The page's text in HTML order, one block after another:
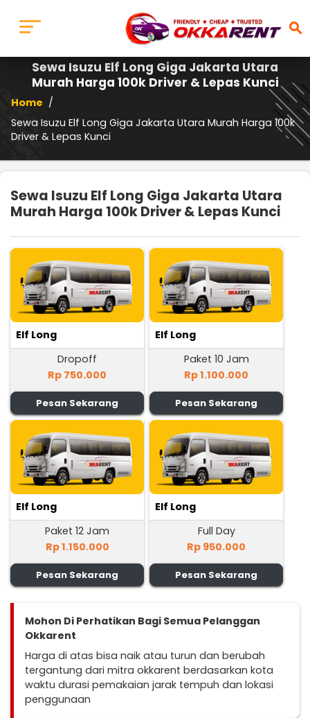
search
Sewa Isuzu Elf Long Giga Jakarta Utara
Murah Harga 100k Driver & Lepas Kunci
Home /
Sewa Isuzu Elf Long Giga Jakarta Utara Murah Harga 100k
Driver & Lepas Kunci
Sewa Isuzu Elf Long Giga Jakarta Utara
Murah Harga 100k Driver & Lepas Kunci
Elf Long
Dropoff
Rp 750.000
Pesan Sekarang
Elf Long
Paket 10 Jam
Rp 1.100.000
Pesan Sekarang
Elf Long
Paket 12 Jam
Rp 1.150.000
Pesan Sekarang
Elf Long
Full Day
Rp 950.000
Pesan Sekarang
Mohon Di Perhatikan Bagi Semua Pelanggan
Okkarent
Harga di atas bisa naik atau turun dan berubah
tergantung dari mitra okkarent berdasarkan kota
waktu durasi pemakaian jarak tempuh dan lokasi
penggunaan